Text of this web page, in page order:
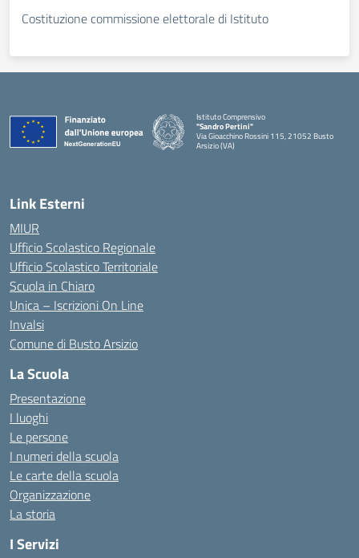
Costituzione commissione elettorale di Istituto
Istituto Comprensivo
"Sandro Pertini"
Via Gioacchino Rossini 115, 21052 Busto
Arsizio (VA)
Link Esterni
MIUR
Ufficio Scolastico Regionale
Ufficio Scolastico Territoriale
Scuola in Chiaro
Unica – Iscrizioni On Line
Invalsi
Comune di Busto Arsizio
La Scuola
Presentazione
I luoghi
Le persone
I numeri della scuola
Le carte della scuola
Organizzazione
La storia
I Servizi